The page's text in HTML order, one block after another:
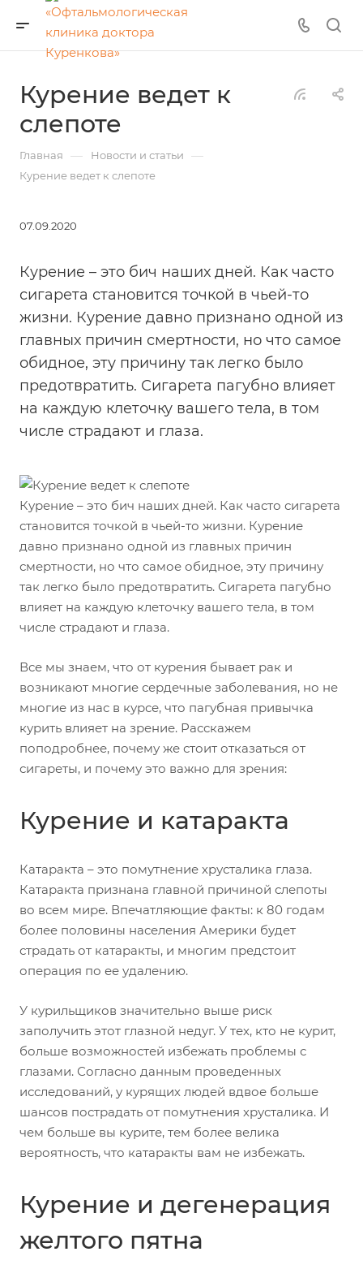
Курение ведет к
слепоте
Главная — Новости и статьи —
Курение ведет к слепоте
07.09.2020
Курение – это бич наших дней. Как часто
сигарета становится точкой в чьей-то
жизни. Курение давно признано одной из
главных причин смертности, но что самое
обидное, эту причину так легко было
предотвратить. Сигарета пагубно влияет
на каждую клеточку вашего тела, в том
числе страдают и глаза.
Курение – это бич наших дней. Как часто сигарета
становится точкой в чьей-то жизни. Курение
давно признано одной из главных причин
смертности, но что самое обидное, эту причину
так легко было предотвратить. Сигарета пагубно
влияет на каждую клеточку вашего тела, в том
числе страдают и глаза.
Все мы знаем, что от курения бывает рак и
возникают многие сердечные заболевания, но не
многие из нас в курсе, что пагубная привычка
курить влияет на зрение. Расскажем
поподробнее, почему же стоит отказаться от
сигареты, и почему это важно для зрения:
Курение и катаракта
Катаракта – это помутнение хрусталика глаза.
Катаракта признана главной причиной слепоты
во всем мире. Впечатляющие факты: к 80 годам
более половины населения Америки будет
страдать от катаракты, и многим предстоит
операция по ее удалению.
У курильщиков значительно выше риск
заполучить этот глазной недуг. У тех, кто не курит,
больше возможностей избежать проблемы с
глазами. Согласно данным проведенных
исследований, у курящих людей вдвое больше
шансов пострадать от помутнения хрусталика. И
чем больше вы курите, тем более велика
вероятность, что катаракты вам не избежать.
Курение и дегенерация
желтого пятна